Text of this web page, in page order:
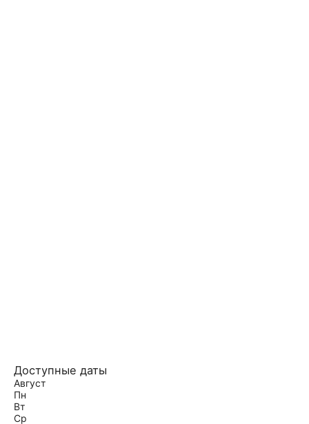
Доступные даты
Август
Пн
Вт
Ср